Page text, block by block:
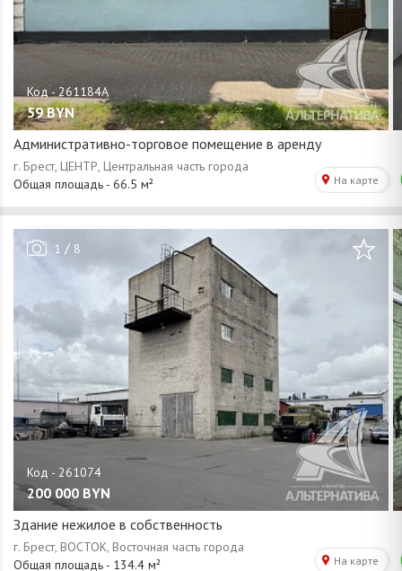
59 BYN
Административно-торговое помещение в аренду
1 / 8
200 000 BYN
Здание нежилое в собственность